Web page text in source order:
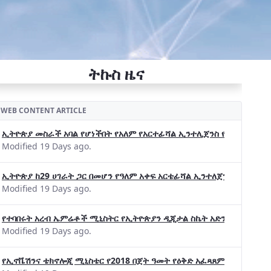
ትኩስ ዜና
WEB CONTENT ARTICLE
ኢትዮጵያ መስራች አባል የሆነችበት የአለም የአርተፊሻል ኢንተሊጀንስ የትብብር
Modified 19 Days ago.
ኢትዮጵያ ከ29 ሀገራት ጋር በመሆን የዓለም አቀፍ አርቴፊሻል ኢንተለጀንስ ትብብር
Modified 19 Days ago.
የተባበሩት አረብ ኤምሬቶች ሚኒስትር የኢትዮጵያን ዲጂታል ስኬት አድንቀዋል
Modified 19 Days ago.
የኢኖቬሽንና ቴክኖሎጂ ሚኒስቴር የ2018 በጀት ዓመት የዕቅድ አፈጻጸምና የቀጣይ